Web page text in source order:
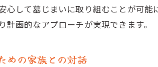
自治体の規則
申請フォームの
家族の絆を再確認し
心して墓じまいに取り組むことが可
画的なアプローチが実現できます。
めの家族との対話